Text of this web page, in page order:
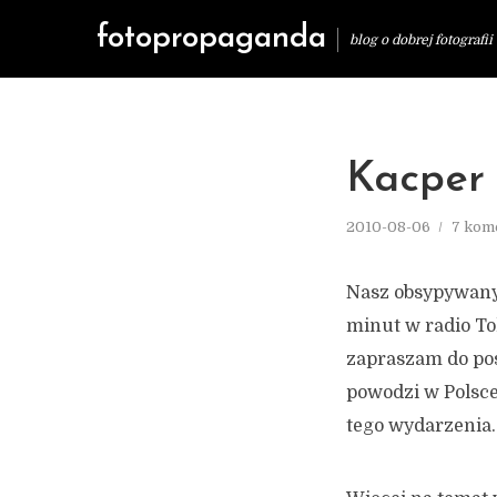
fotopropaganda blog o dobrej fotografii
2010-08-06 7
Nasz
minut w radio
zapraszam do
powodzi w
tego